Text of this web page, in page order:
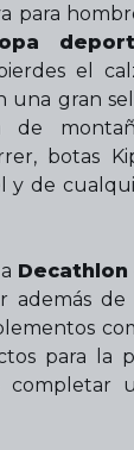
para
el
una gran
de
botas
y de
Decathlon
además
para la
completar